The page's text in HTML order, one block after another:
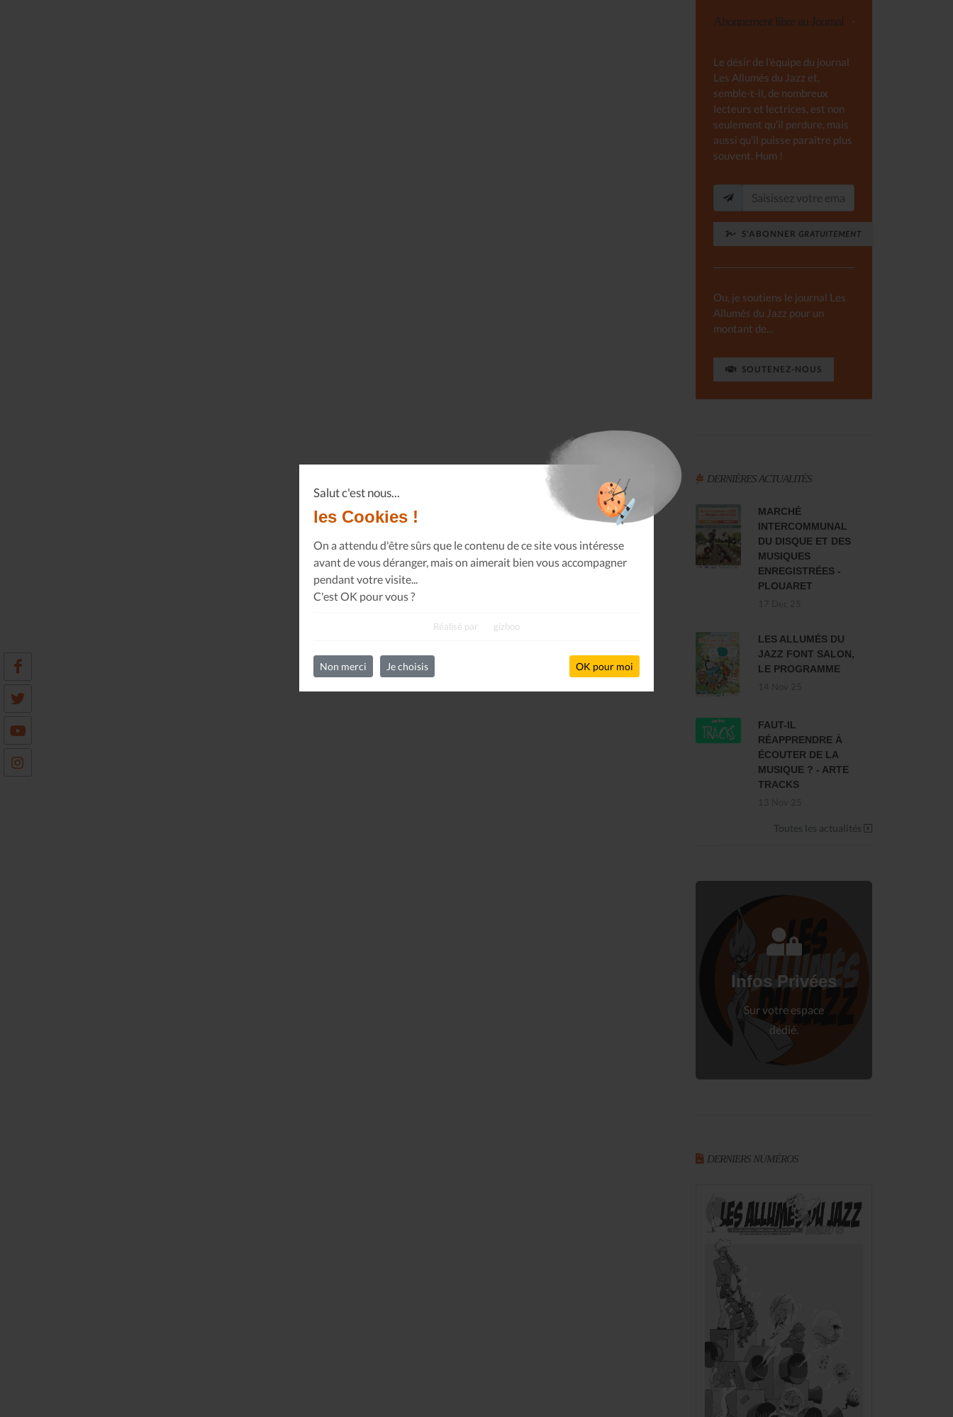
Salut c'est nous...
les Cookies !
On a attendu d'être sûrs que le contenu de ce site vous intéresse
avant de vous déranger, mais on aimerait bien vous accompagner
pendant votre visite...
C'est OK pour vous ?
Réalisé par gizboo
Non merci Je choisis OK pour moi
Abonnement libre au Journal
Le désir de l'équipe du journal
Les Allumés du Jazz et,
semble-t-il, de nombreux
lecteurs et lectrices, est non
seulement qu'il perdure, mais
aussi qu'il puisse paraître plus
souvent. Hum !
S'ABONNER GRATUITEMENT
Ou, je soutiens le journal Les
Allumés du Jazz pour un
montant de...
SOUTENEZ-NOUS
DERNIÈRES ACTUALITÉS
MARCHÉ
INTERCOMMUNAL
DU DISQUE ET DES
MUSIQUES
ENREGISTRÉES -
PLOUARET
LES ALLUMÉS DU
JAZZ FONT SALON,
LE PROGRAMME
FAUT-IL
RÉAPPRENDRE À
ÉCOUTER DE LA
MUSIQUE ? - ARTE
TRACKS
Toutes les actualités
Infos Privées
Sur votre espace
dédié.
Connectez-vous
à votre espace privé.
DERNIERS NUMÉROS